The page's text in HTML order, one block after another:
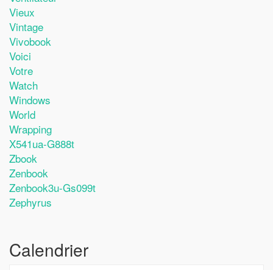
Vieux
Vintage
Vivobook
Voici
Votre
Watch
Windows
World
Wrapping
X541ua-G888t
Zbook
Zenbook
Zenbook3u-Gs099t
Zephyrus
Calendrier